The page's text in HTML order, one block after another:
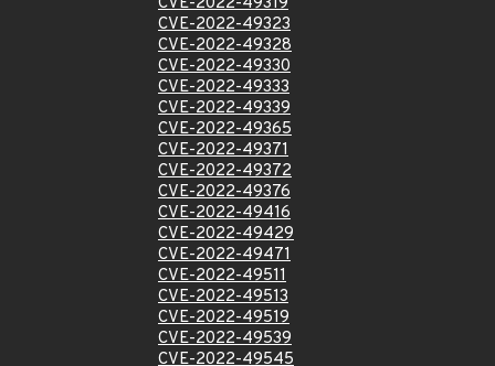
CVE-2022-49323
CVE-2022-49328
CVE-2022-49330
CVE-2022-49333
CVE-2022-49339
CVE-2022-49365
CVE-2022-49371
CVE-2022-49372
CVE-2022-49376
CVE-2022-49416
CVE-2022-49429
CVE-2022-49471
CVE-2022-49511
CVE-2022-49513
CVE-2022-49519
CVE-2022-49539
CVE-2022-49545